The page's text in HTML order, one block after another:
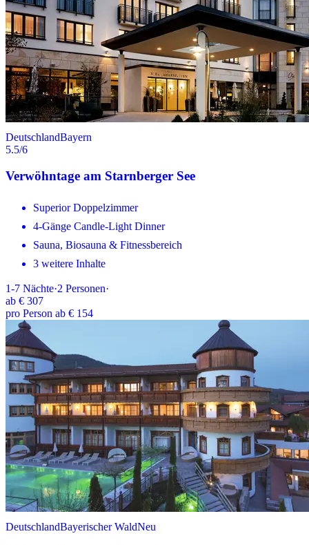
DeutschlandBayern
5.5/6
Verwöhntage am Starnberger See
Superior Doppelzimmer
4-Gänge Candle-Light Dinner
Sauna, Biosauna & Fitnessbereich
3 weitere Inhalte
1-7 Nächte·2 Personen·
ab € 307
pro Person ab € 154
DeutschlandBayerischer WaldNeu